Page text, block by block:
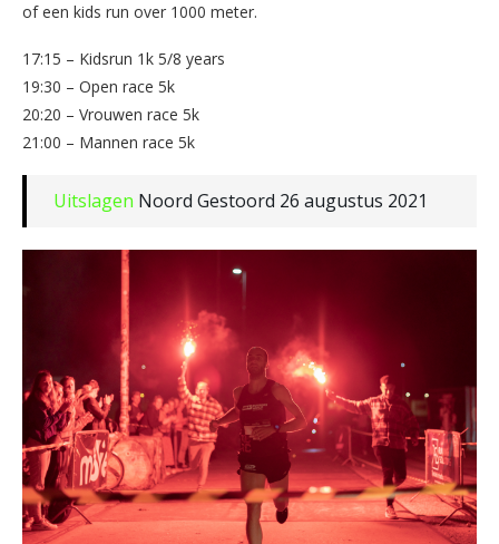
of een kids run over 1000 meter.
17:15 – Kidsrun 1k 5/8 years
19:30 – Open race 5k
20:20 – Vrouwen race 5k
21:00 – Mannen race 5k
Uitslagen Noord Gestoord 26 augustus 2021